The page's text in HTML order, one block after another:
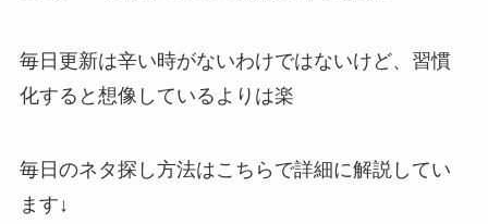
毎日更新は辛い時がないわけではないけど、習慣
化すると想像しているよりは楽
毎日のネタ探し方法はこちらで詳細に解説してい
ます↓